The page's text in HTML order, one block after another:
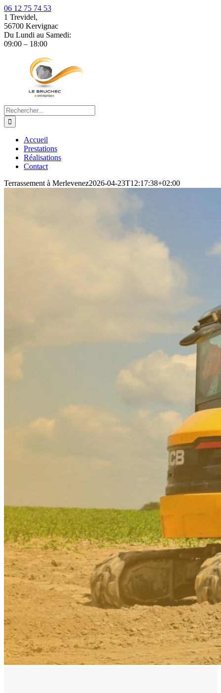
06 12 75 74 53
1 Trevidel,
56700 Kervignac
Du Lundi au Samedi:
09:00 – 18:00
Rechercher:
Accueil
Prestations
Réalisations
Contact
Terrassement à Merlevenez2026-04-23T12:17:38+02:00